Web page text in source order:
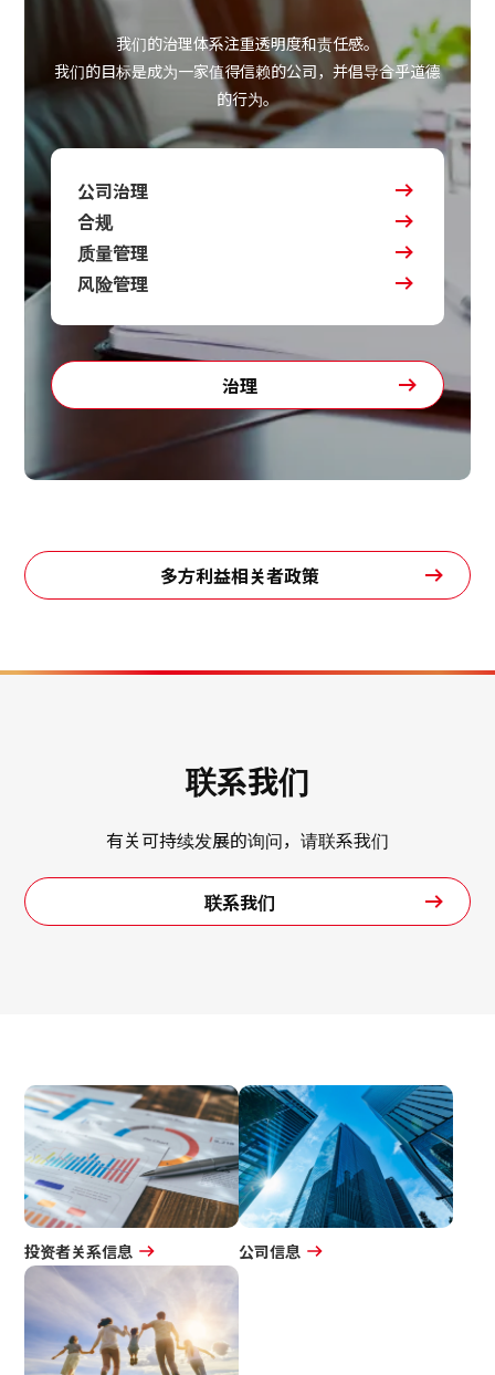
我们的治理体系注重透明度和责任感。
我们的目标是成为一家值得信赖的公司，并倡导合乎道德
的行为。
公司治理
合规
质量管理
风险管理
治理
多方利益相关者政策
联系我们
有关可持续发展的询问，请联系我们
联系我们
投资者关系信息 公司信息